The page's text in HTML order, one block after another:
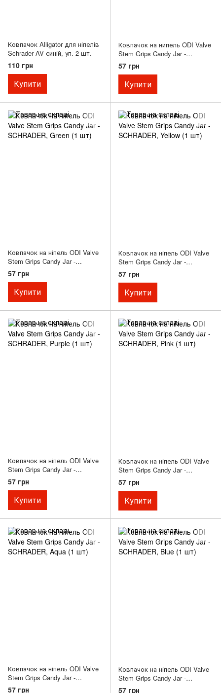
Ковпачок Alligator для ніпелів
Schrader AV синій, уп. 2 шт.
110 грн
Купити
Ковпачок на нипель ODI Valve
Stem Grips Candy Jar -
SCHRADER, Black (1 шт)
57 грн
Купити
Ковпачок на ніпель ODI Valve
Stem Grips Candy Jar -
SCHRADER, Green (1 шт)
57 грн
Купити
Ковпачок на ніпель ODI Valve
Stem Grips Candy Jar -
SCHRADER, Yellow (1 шт)
57 грн
Купити
Ковпачок на ніпель ODI Valve
Stem Grips Candy Jar -
SCHRADER, Purple (1 шт)
57 грн
Купити
Ковпачок на ніпель ODI Valve
Stem Grips Candy Jar -
SCHRADER, Pink (1 шт)
57 грн
Купити
Ковпачок на ніпель ODI Valve
Stem Grips Candy Jar -
SCHRADER, Aqua (1 шт)
57 грн
Ковпачок на ніпель ODI Valve
Stem Grips Candy Jar -
SCHRADER, Blue (1 шт)
57 грн